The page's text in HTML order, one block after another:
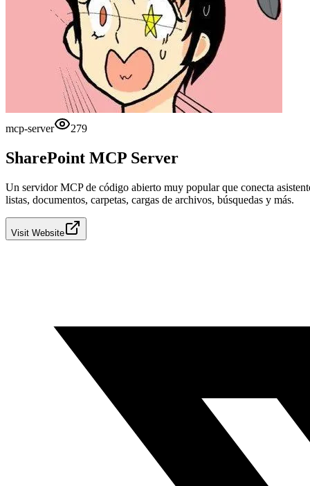
mcp-server 279
SharePoint MCP Server
Un servidor MCP de código abierto muy popular que conecta
listas, documentos, carpetas, cargas de archivos, búsquedas y más.
Visit Website